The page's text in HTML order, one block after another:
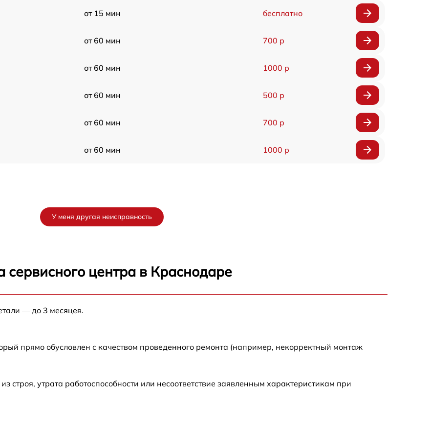
от 15 мин бесплатно
от 60 мин 700 р
от 60 мин 1000 р
от 60 мин 500 р
от 60 мин 700 р
от 60 мин 1000 р
У меня другая неисправность
сервисного центра в Краснодаре
— до 3 месяцев.
прямо обусловлен с качеством проведенного ремонта (например, некорректный монтаж
утрата работоспособности или несоответствие заявленным характеристикам при